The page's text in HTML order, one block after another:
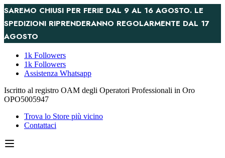
SAREMO CHIUSI PER FERIE DAL 9 AL 16 AGOSTO. LE
SPEDIZIONI RIPRENDERANNO REGOLARMENTE DAL 17
AGOSTO
1k Followers
1k Followers
Assistenza Whatsapp
Iscritto al registro OAM degli Operatori Professionali in Oro
OPO5005947
Trova lo Store più vicino
Contattaci